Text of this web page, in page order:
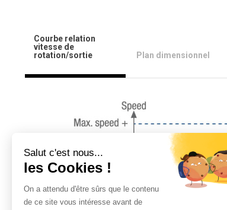
Courbe relation
vitesse de
rotation/sortie
Plan dimensionnel